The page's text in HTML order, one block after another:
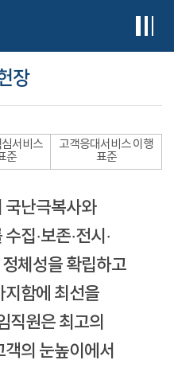
장
서비스
준
고객응대서비스 이행
표준
국난극복사와
집·보존·전시·
체성을 확립하고
지함에 최선을
직원은 최고의
의 눈높이에서